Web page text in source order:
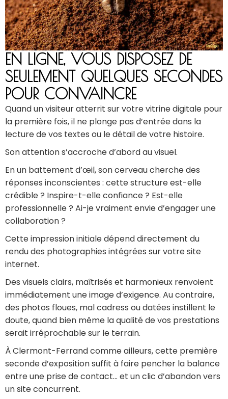
EN LIGNE, VOUS DISPOSEZ DE
SEULEMENT QUELQUES SECONDES
POUR CONVAINCRE
Quand un visiteur atterrit sur votre vitrine digitale pour
la première fois, il ne plonge pas d’entrée dans la
lecture de vos textes ou le détail de votre histoire.
Son attention s’accroche d’abord au visuel.
En un battement d’œil, son cerveau cherche des
réponses inconscientes : cette structure est-elle
crédible ? Inspire-t-elle confiance ? Est-elle
professionnelle ? Ai-je vraiment envie d’engager une
collaboration ?
Cette impression initiale dépend directement du
rendu des photographies intégrées sur votre site
internet.
Des visuels clairs, maîtrisés et harmonieux renvoient
immédiatement une image d’exigence. Au contraire,
des photos floues, mal cadress ou datées instillent le
doute, quand bien même la qualité de vos prestations
serait irréprochable sur le terrain.
À Clermont-Ferrand comme ailleurs, cette première
seconde d’exposition suffit à faire pencher la balance
entre une prise de contact… et un clic d’abandon vers
un site concurrent.